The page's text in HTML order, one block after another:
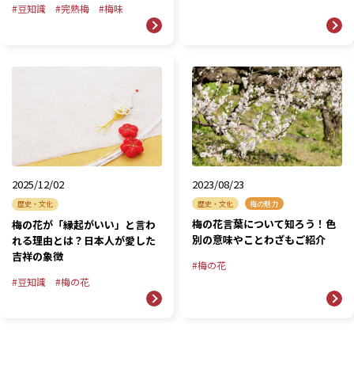
豆知識 完熟梅 梅味
2025/12/02
歴史・文化
梅の花が「縁起がいい」と言わ
れる理由とは？日本人が愛した
吉祥の象徴
豆知識 梅の花
2023/08/23
歴史・文化 梅の魅力
梅の花言葉について知ろう！色
別の意味やことわざもご紹介
梅の花